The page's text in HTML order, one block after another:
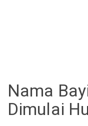
Nama
Dimulai